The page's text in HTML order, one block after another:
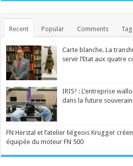
metal Body Count emmené par le rappeur Ice-T
brillé ce vendredi ...
Ecrit le 08/08
s'éteignent lorsqu'un seul coeur s'arrête":
personnalités rendent hommage au papa de
Michel Dejeneffe, ventriloque qui donnait vie à la
marionnette Tatayet, est décédé à 77 ans. ...
Eden Hazard crée la surprise et débarque au
Ronquières Festival de manière insolite
Personne ne s'y attendait. Eden Hazard a créé la
surprise en débarquant au Ronquières Festival
vendredi 7 août 2026. L'ancien capitaine des
rouges en a profité pour tester la grande
géante installée au sommet du Plan incliné. ...
Michel Dejeneffe, "papa" de Tatayet, est mort
Recent Popular Comments
Carte blanche. La
servir l’Etat aux quatre
IRIS² : L’entreprise
dans la future
FN Herstal et l’atelier liégeois Krugger
équipée du moteur FN 500